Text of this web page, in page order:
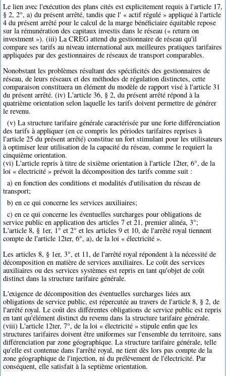
Le lien avec l'exécution des plans cités est explicitement requis à l'article 17,
§ 2, 2°, a) du présent arrêté, tandis que l' « actif régulé » appliqué à l'article
4 du présent arrêté pour le calcul de la marge bénéficiaire équitable repose
sur la rémunération des capitaux investis dans le réseau (« return on
investment »). (iii) La CREG attend du gestionnaire de réseau qu'il
compare ses tarifs au niveau international aux meilleures pratiques tarifaires
appliquées par des gestionnaires de réseaux de transport comparables.
Nonobstant les problèmes résultant des spécificités des gestionnaires de
réseau, de leurs réseaux et des méthodes de régulation distinctes, cette
comparaison constituera un élément du modèle de rapport visé à l'article 31
du présent arrêté. (iv) L'article 36, § 2, du présent arrêté répond à la
quatrième orientation selon laquelle les tarifs doivent permettre de générer
le revenu.
(v) La structure tarifaire générale caractérisée par une forte différenciation
des tarifs à appliquer (en ce compris les périodes tarifaires reprises à
l'article 25 du présent arrêté) constitue un fort stimulant pour les utilisateurs
à optimiser leur utilisation de la capacité du réseau, comme le requiert la
cinquième orientation.
(vi) L'article repris à titre de sixième orientation à l'article 12ter, 6°, de la
loi « électricité » prévoit la décomposition des tarifs comme suit :
a) en fonction des conditions et modalités d'utilisation du réseau de
transport;
b) en ce qui concerne les services auxiliaires;
c) en ce qui concerne les éventuelles surcharges pour obligations de
service public en application des articles 7 et 21, premier alinéa, 3°;
L'article 8, § 1er, 1° et 2° et les articles 9 et 10, de l'arrêté royal tiennent
compte de l'article 12ter, 6°, a), de la loi « électricité ».
Les articles 8, § 1er, 3°, et 11, de l'arrêté royal répondent à la nécessité de
décomposition en matière de services auxiliaires. Le coût des services
auxiliaires ou des services systèmes est repris en tant qu'objet de coût
distinct dans la structure tarifaire générale.
L'exigence de décomposition des éventuelles surcharges liées aux
obligations de service public, est répercutée au travers de l'article 8, § 2, de
l'arrêté royal. Le coût des différentes obligations de service public est repris
en tant qu'élément distinct du revenu dans la structure tarifaire générale.
(viii) L'article 12ter, 7°, de la loi « électricité » stipule enfin que les
structures tarifaires doivent être uniformes sur l'ensemble du territoire, sans
différenciation par zone géographique. La structure tarifaire générale, telle
qu'elle est contenue dans l'arrêté royal, ne tient dès lors pas compte de la
zone géographique de l'injection, ni du prélèvement de l'électricité. Par
conséquent, elle satisfait à la septième orientation.